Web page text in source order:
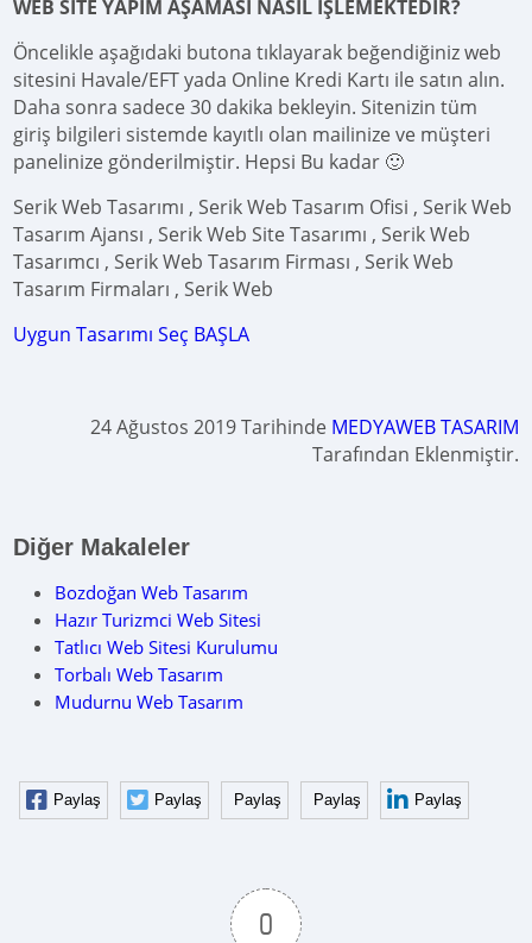
WEB SİTE YAPIM AŞAMASI NASIL İŞLEMEKTEDİR?
Öncelikle aşağıdaki butona tıklayarak beğendiğiniz web
sitesini Havale/EFT yada Online Kredi Kartı ile satın alın.
Daha sonra sadece 30 dakika bekleyin. Sitenizin tüm
giriş bilgileri sistemde kayıtlı olan mailinize ve müşteri
panelinize gönderilmiştir. Hepsi Bu kadar 🙂
Serik Web Tasarımı , Serik Web Tasarım Ofisi , Serik Web
Tasarım Ajansı , Serik Web Site Tasarımı , Serik Web
Tasarımcı , Serik Web Tasarım Firması , Serik Web
Tasarım Firmaları , Serik Web
Uygun Tasarımı Seç BAŞLA
24 Ağustos 2019 Tarihinde MEDYAWEB TASARIM
Tarafından Eklenmiştir.
Diğer Makaleler
Bozdoğan Web Tasarım
Hazır Turizmci Web Sitesi
Tatlıcı Web Sitesi Kurulumu
Torbalı Web Tasarım
Mudurnu Web Tasarım
Paylaş Paylaş Paylaş Paylaş Paylaş
0